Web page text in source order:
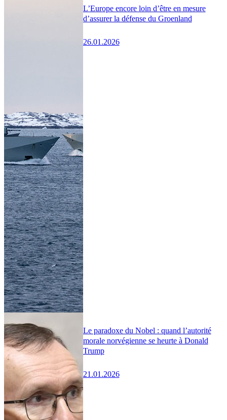
L’Europe encore loin d’être en mesure
d’assurer la défense du Groenland
26.01.2026
Le paradoxe du Nobel : quand l’autorité
morale norvégienne se heurte à Donald
Trump
21.01.2026